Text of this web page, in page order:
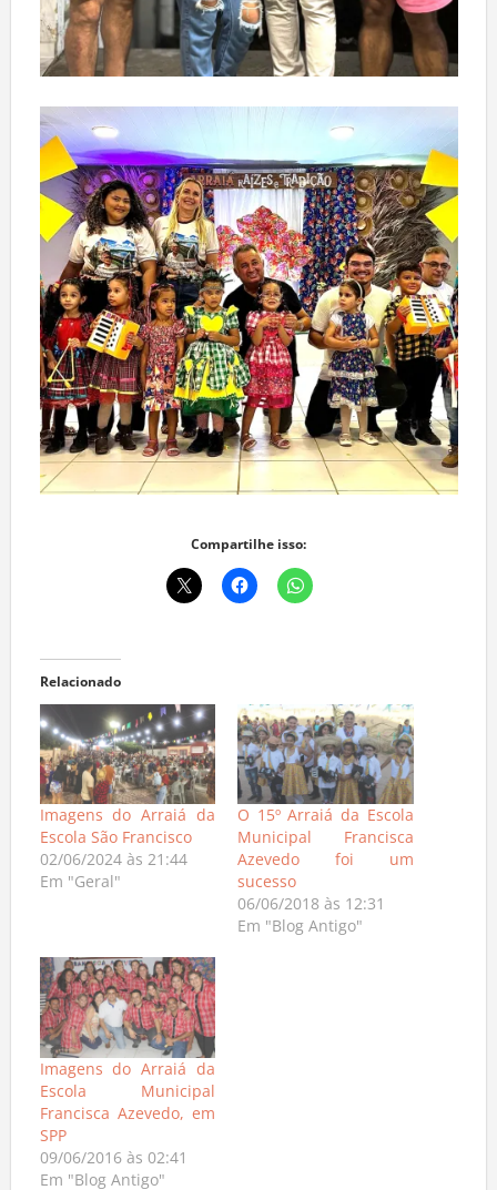
Compartilhe isso:
Relacionado
Imagens do Arraiá da
Escola São Francisco
02/06/2024 às 21:44
Em "Geral"
O 15º Arraiá da Escola
Municipal Francisca
Azevedo foi um
sucesso
06/06/2018 às 12:31
Em "Blog Antigo"
Imagens do Arraiá da
Escola Municipal
Francisca Azevedo, em
SPP
09/06/2016 às 02:41
Em "Blog Antigo"